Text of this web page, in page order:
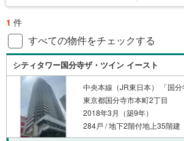
1 件
すべての物件をチェックする
シティタワー国分寺ザ・ツイン イースト
中央本線（JR東日本） 「国
東京都国分寺市本町2丁目
2018年3月（築9年）
284戸 / 地下2階付地上35階建